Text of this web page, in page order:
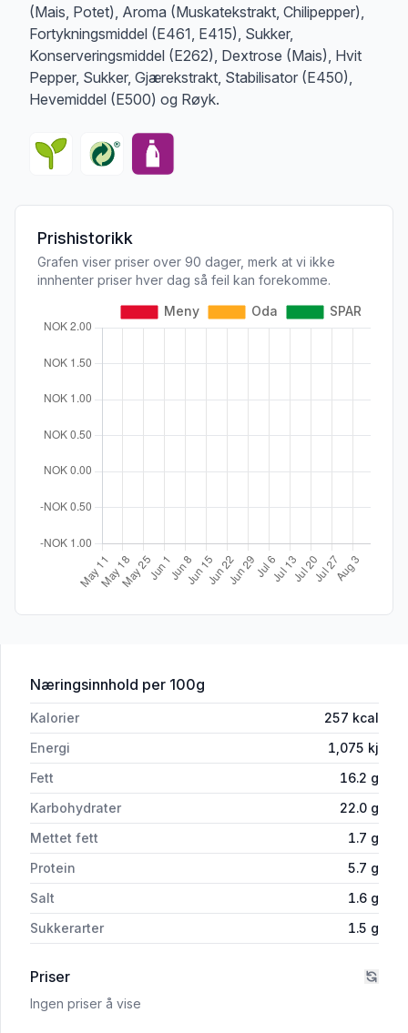
(Mais, Potet), Aroma (Muskatekstrakt, Chilipepper),
Fortykningsmiddel (E461, E415), Sukker,
Konserveringsmiddel (E262), Dextrose (Mais), Hvit
Pepper, Sukker, Gjærekstrakt, Stabilisator (E450),
Hevemiddel (E500) og Røyk.
Prishistorikk
Grafen viser priser over 90 dager, merk at vi ikke
innhenter priser hver dag så feil kan forekomme.
Næringsinnhold for 'Nuggets 300g Go'Vegan'
per 100g
Kalorier 257 kcal
Energi
1,075 kj
Fett
16.2 g
Karbohydrater
22.0 g
Mettet fett
1.7 g
Protein
5.7 g
Salt
1.6 g
Sukkerarter
1.5 g
Priser
Ingen priser å vise